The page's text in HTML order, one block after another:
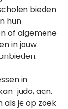
bieden
hun
of algemene
in jouw
in
judo, aan.
als je op zoek